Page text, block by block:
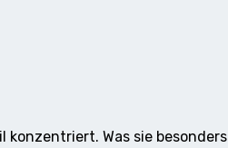
konzentriert. Was sie besonders